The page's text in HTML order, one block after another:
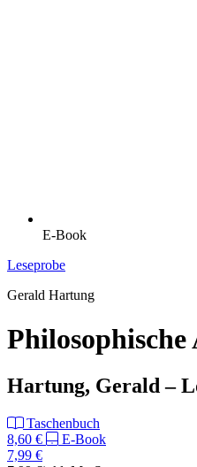
E-Book
Leseprobe
Gerald Hartung
Hartung, Gerald –
Taschenbuch
8,60 €
E-Book
7,99 €